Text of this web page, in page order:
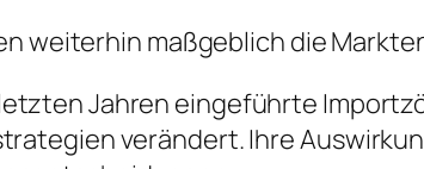
weiterhin maßgeblich die
Jahren eingeführte
verändert. Ihre